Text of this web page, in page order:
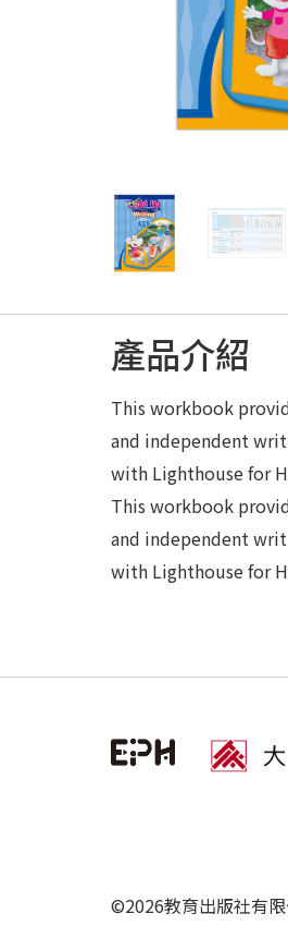
產品介紹
This workbook
and independent
with Lighthouse for
This workbook
and independent
with Lighthouse for
©2026教育出版社有